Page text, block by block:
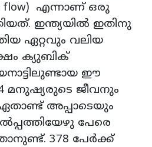
flow) എന്നാണ് ഒരു
ഇന്ത്യയിൽ ഇതിനു
ഏറ്റവും വലിയ
ക്യുബിക്
ഈ
മനുഷ്യരുടെ ജീവനും
അപ്പാടെയും
പേരെ
378 പേർക്ക്